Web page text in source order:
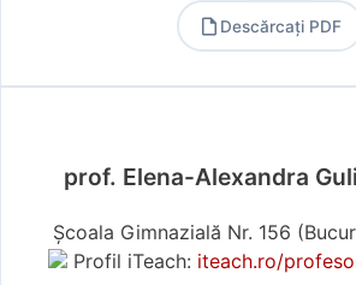
Descărcați PDF
prof. Elena-Alexandra
Școala Gimnazială Nr. 156
Profil iTeach: iteach.ro/